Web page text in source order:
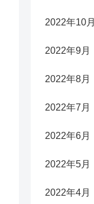
2022年10月
2022年9月
2022年8月
2022年7月
2022年6月
2022年5月
2022年4月